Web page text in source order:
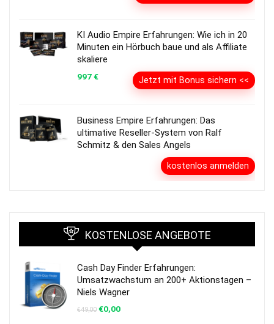
KI Audio Empire Erfahrungen: Wie ich in 20
Minuten ein Hörbuch baue und als Affiliate
skaliere
997 € Jetzt mit Bonus sichern <<
Business Empire Erfahrungen: Das
ultimative Reseller-System von Ralf
Schmitz & den Sales Angels
kostenlos anmelden
KOSTENLOSE ANGEBOTE
Cash Day Finder Erfahrungen:
Umsatzwachstum an 200+ Aktionstagen –
Niels Wagner
€49,00 €0,00